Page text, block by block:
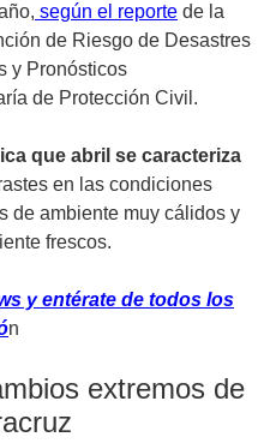
según el reporte de la
de Riesgo de Desastres
y Pronósticos
de Protección Civil.
que abril se caracteriza
en las condiciones
de ambiente muy cálidos y
frescos.
y entérate de todos los
n
extremos de